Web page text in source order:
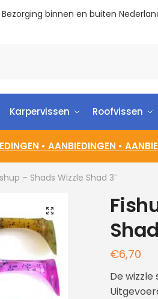
Bezorging binnen en buiten
Karpervissen Roofvissen
• AANBIEDINGEN •
– Shads Wizzle Shad 3″
🔍
€6,70
De wizzle